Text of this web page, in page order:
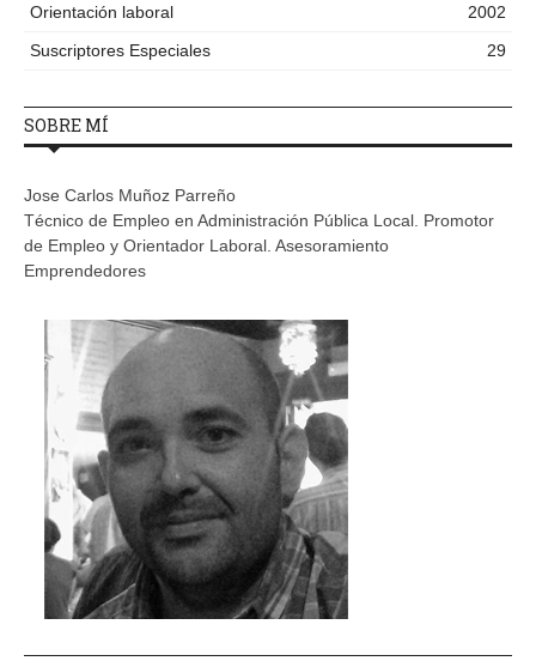
Orientación laboral
2002
Suscriptores Especiales
29
SOBRE MÍ
Jose Carlos Muñoz Parreño
Técnico de Empleo en Administración Pública Local. Promotor
de Empleo y Orientador Laboral. Asesoramiento
Emprendedores